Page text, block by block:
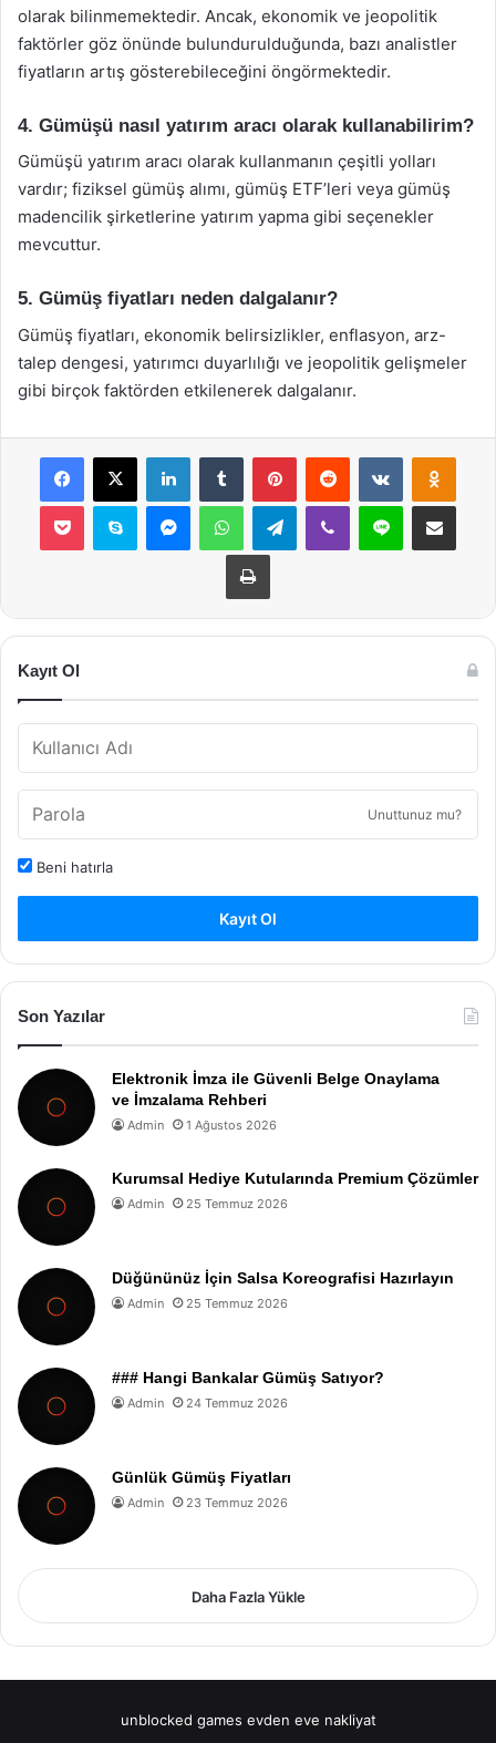
olarak bilinmemektedir. Ancak, ekonomik ve jeopolitik
faktörler göz önünde bulundurulduğunda, bazı analistler
fiyatların artış gösterebileceğini öngörmektedir.
4. Gümüşü nasıl yatırım aracı olarak kullanabilirim?
Gümüşü yatırım aracı olarak kullanmanın çeşitli yolları
vardır; fiziksel gümüş alımı, gümüş ETF’leri veya gümüş
madencilik şirketlerine yatırım yapma gibi seçenekler
mevcuttur.
5. Gümüş fiyatları neden dalgalanır?
Gümüş fiyatları, ekonomik belirsizlikler, enflasyon, arz-
talep dengesi, yatırımcı duyarlılığı ve jeopolitik gelişmeler
gibi birçok faktörden etkilenerek dalgalanır.
Facebook
X LinkedInTumblr PinterestReddit VKontakte
Pocket Skype MessengerWhatsAppTelegramViber Line E-Posta ile
Yazdır
Kayıt Ol
Unuttunuz mu?
Beni hatırla
Kayıt Ol
Son Yazılar
Elektronik İmza ile Güvenli Belge Onaylama
ve İmzalama Rehberi
Admin 1 Ağustos 2026
Kurumsal Hediye Kutularında Premium Çözümler
Admin 25 Temmuz 2026
Düğününüz İçin Salsa Koreografisi Hazırlayın
Admin 25 Temmuz 2026
### Hangi Bankalar Gümüş Satıyor?
Admin 24 Temmuz 2026
Günlük Gümüş Fiyatları
Admin 23 Temmuz 2026
Daha Fazla Yükle
unblocked games evden eve nakliyat